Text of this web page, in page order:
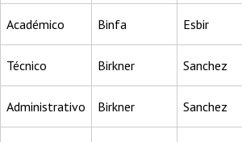
Académico Binfa Esbir
Técnico Birkner Sanchez
Administrativo Birkner Sanchez